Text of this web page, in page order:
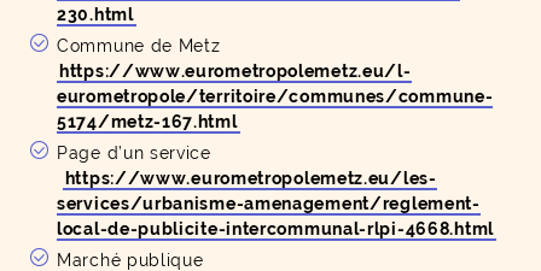
230.html
Commune de Metz
https://www.eurometropolemetz.eu/l-
eurometropole/territoire/communes/commune-
5174/metz-167.html
Page d’un service
https://www.eurometropolemetz.eu/les-
services/urbanisme-amenagement/reglement-
local-de-publicite-intercommunal-rlpi-4668.html
Marché publique